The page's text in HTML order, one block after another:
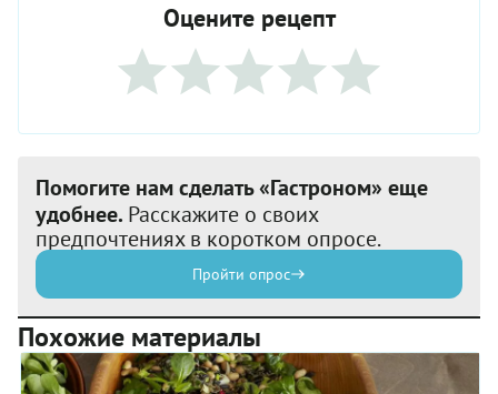
Оцените рецепт
Помогите нам сделать «Гастроном» еще
удобнее. Расскажите о своих
предпочтениях в коротком опросе.
Пройти опрос
Похожие материалы